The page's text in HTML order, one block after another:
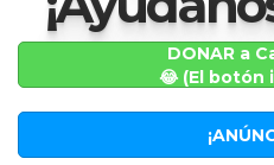
DONAR a
😂 (El botón